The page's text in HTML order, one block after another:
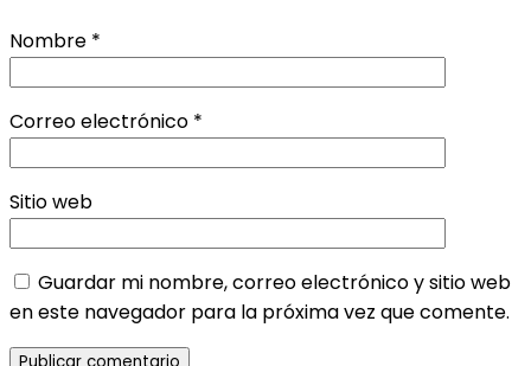
Nombre *
Correo electrónico *
Sitio web
Guardar mi nombre, correo electrónico y sitio web
en este navegador para la próxima vez que comente.